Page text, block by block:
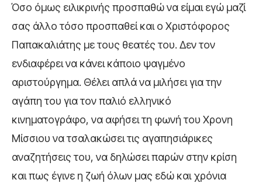
Όσο όμως ειλικρινής προσπαθώ να είμαι εγώ μαζί
σας άλλο τόσο προσπαθεί και ο Χριστόφορος
Παπακαλιάτης με τους θεατές του. Δεν τον
ενδιαφέρει να κάνει κάποιο ψαγμένο
αριστούργημα. Θέλει απλά να μιλήσει για την
αγάπη του για τον παλιό ελληνικό
κινηματογράφο, να αφήσει τη φωνή του Χρονη
Μίσσιου να τσαλακώσει τις αγαπησιάρικες
αναζητήσεις του, να δηλώσει παρών στην κρίση
και πως έγινε η ζωή όλων μας εδώ και χρόνια